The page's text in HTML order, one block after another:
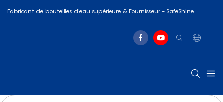
Fabricant de bouteilles d'eau supérieure & Fournisseur - SafeShine